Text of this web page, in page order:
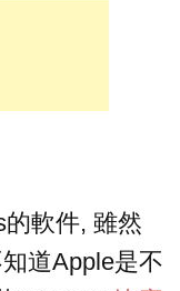
軟件, 雖然
道Apple是不